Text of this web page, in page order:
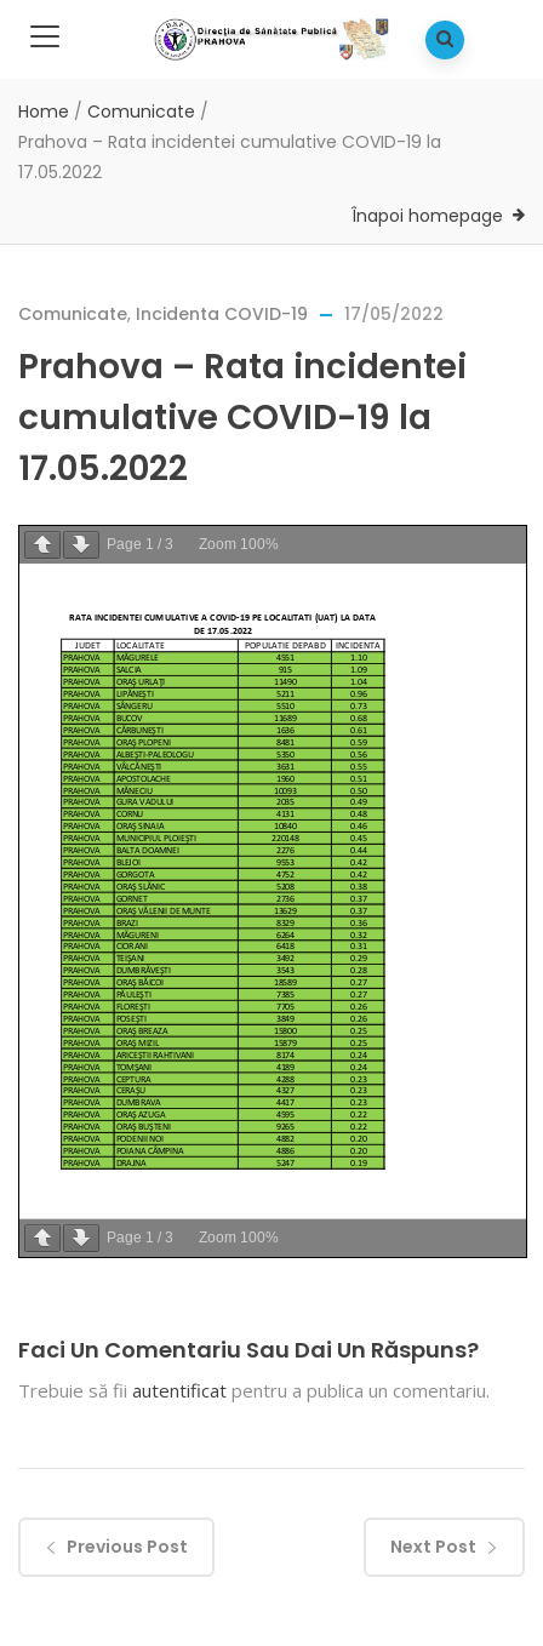
Home / Comunicate /
Prahova – Rata incidentei cumulative COVID-19 la
17.05.2022
Înapoi homepage
Comunicate, Incidenta COVID-19 17/05/2022
Prahova – Rata incidentei
cumulative COVID-19 la
17.05.2022
Page 1 / 3 Zoom 100%
Page 1 / 3 Zoom 100%
Faci Un Comentariu Sau Dai Un Răspuns?
Trebuie să fii autentificat pentru a publica un comentariu.
Previous Post Next Post